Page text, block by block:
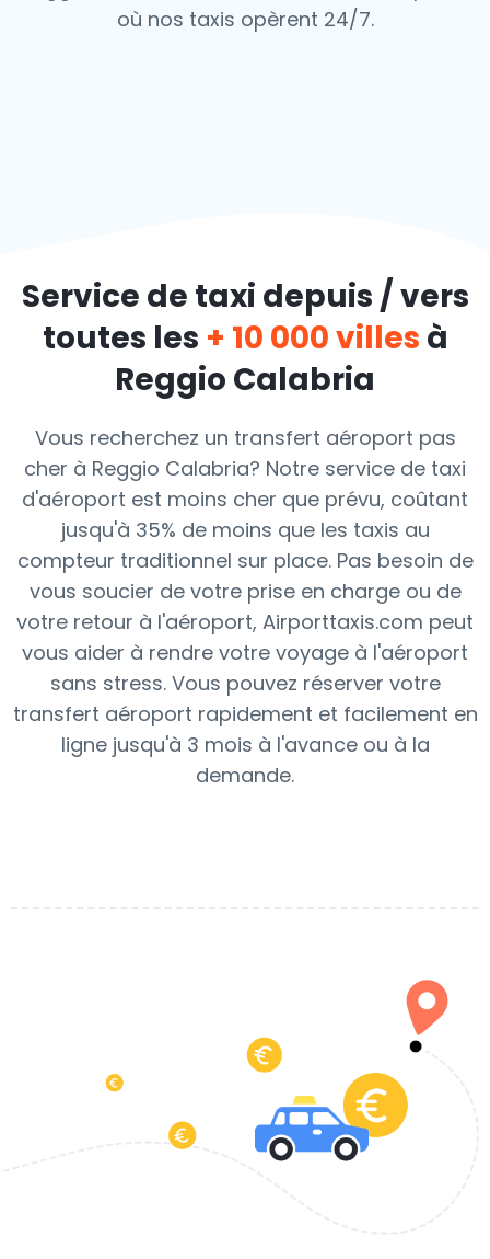
où nos taxis opèrent 24/7.
Service de taxi depuis / vers
toutes les + 10 000 villes à
Reggio Calabria
Vous recherchez un transfert aéroport pas
cher à Reggio Calabria? Notre service de taxi
d'aéroport est moins cher que prévu, coûtant
jusqu'à 35% de moins que les taxis au
compteur traditionnel sur place. Pas besoin de
vous soucier de votre prise en charge ou de
votre retour à l'aéroport, Airporttaxis.com peut
vous aider à rendre votre voyage à l'aéroport
sans stress. Vous pouvez réserver votre
transfert aéroport rapidement et facilement en
ligne jusqu'à 3 mois à l'avance ou à la
demande.